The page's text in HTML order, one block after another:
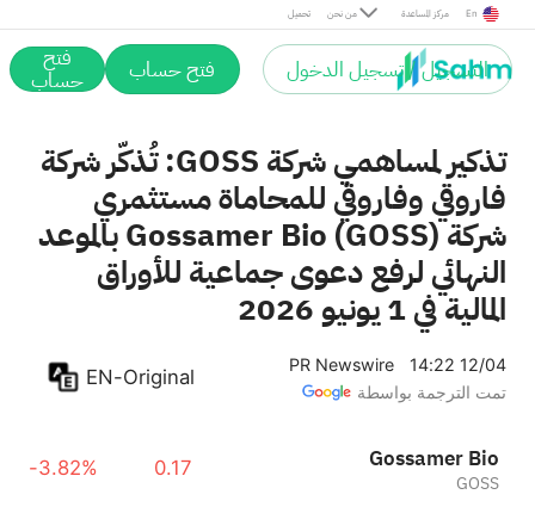
تحميل من نحن مركز المساعدة En
التسجيل / تسجيل الدخول فتح حساب فتح
حساب
تذكير لمساهمي شركة GOSS: تُذكّر شركة
فاروقي وفاروقي للمحاماة مستثمري
شركة Gossamer Bio (GOSS) بالموعد
النهائي لرفع دعوى جماعية للأوراق
المالية في 1 يونيو 2026
PR Newswire
14:22 12/04
تمت الترجمة بواسطة
EN-Original
Gossamer Bio
GOSS
0.17
-3.82%